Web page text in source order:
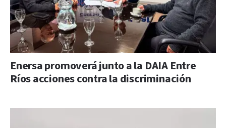
Enersa promoverá junto a la DAIA Entre
Ríos acciones contra la discriminación